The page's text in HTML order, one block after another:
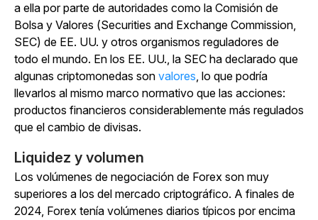
a ella por parte de autoridades como la Comisión de
Bolsa y Valores (Securities and Exchange Commission,
SEC) de EE. UU. y otros organismos reguladores de
todo el mundo. En los EE. UU., la SEC ha declarado que
algunas criptomonedas son valores, lo que podría
llevarlos al mismo marco normativo que las acciones:
productos financieros considerablemente más regulados
que el cambio de divisas.
Liquidez y volumen
Los volúmenes de negociación de Forex son muy
superiores a los del mercado criptográfico. A finales de
2024, Forex tenía volúmenes diarios típicos por encima